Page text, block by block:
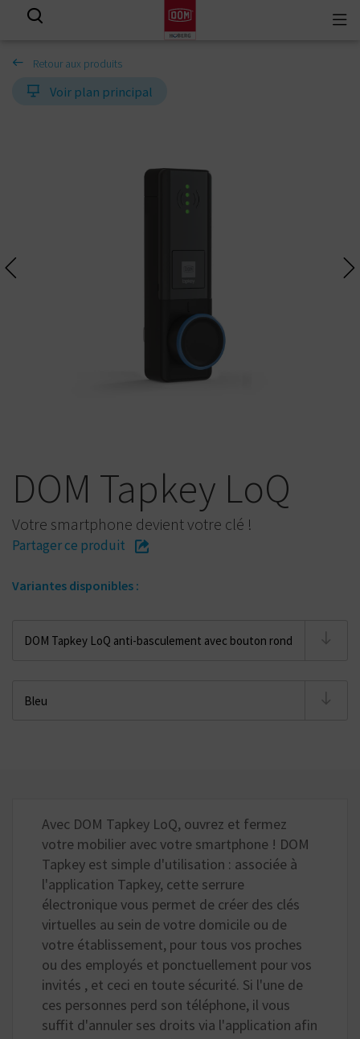
Retour aux produits
Voir plan principal
DOM Tapkey LoQ
Votre smartphone devient votre clé !
Partager ce produit
Variantes disponibles :
Avec DOM Tapkey LoQ, ouvrez et fermez
votre mobilier avec votre smartphone ! DOM
Tapkey est simple d'utilisation : associée à
l'application Tapkey, cette serrure
électronique vous permet de créer des clés
virtuelles au sein de votre domicile ou de
votre établissement, pour tous vos proches
ou des employés et ponctuellement pour vos
invités , et ceci en toute sécurité. Si l'une de
ces personnes perd son téléphone, il vous
suffit d'annuler ses droits via l'application afin